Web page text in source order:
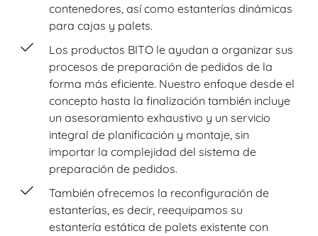
contenedores, así como estanterías dinámicas
para cajas y palets.
Los productos BITO le ayudan a organizar sus
procesos de preparación de pedidos de la
forma más eficiente. Nuestro enfoque desde el
concepto hasta la finalización también incluye
un asesoramiento exhaustivo y un servicio
integral de planificación y montaje, sin
importar la complejidad del sistema de
preparación de pedidos.
También ofrecemos la reconfiguración de
estanterías, es decir, reequipamos su
estantería estática de palets existente con